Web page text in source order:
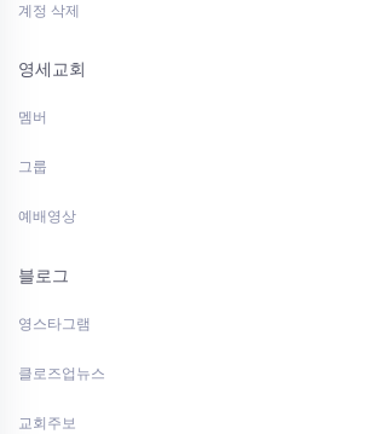
계정 삭제
영세교회
멤버
그룹
예배영상
블로그
영스타그램
클로즈업뉴스
교회주보